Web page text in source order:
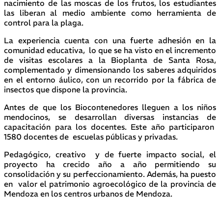
nacimiento de las moscas de los frutos, los estudiantes
las liberan al medio ambiente como herramienta de
control para la plaga.
La experiencia cuenta con una fuerte adhesión en la
comunidad educativa, lo que se ha visto en el incremento
de visitas escolares a la Bioplanta de Santa Rosa,
complementado y dimensionando los saberes adquiridos
en el entorno áulico, con un recorrido por la fábrica de
insectos que dispone la provincia.
Antes de que los Biocontenedores lleguen a los niños
mendocinos, se desarrollan diversas instancias de
capacitación para los docentes. Este año participaron
1580 docentes de escuelas públicas y privadas.
Pedagógico, creativo y de fuerte impacto social, el
proyecto ha crecido año a año permitiendo su
consolidación y su perfeccionamiento. Además, ha puesto
en valor el patrimonio agroecológico de la provincia de
Mendoza en los centros urbanos de Mendoza.